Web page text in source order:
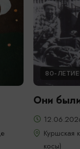
80-
Они
Куршская
косы)